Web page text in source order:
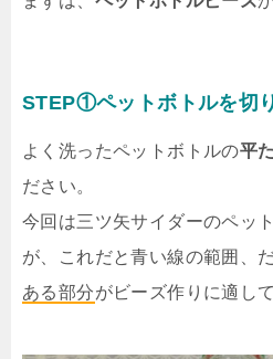
STEP①ペットボトルを切
よく洗ったペットボトルの平
ださい。
今回は三ツ矢サイダーのペッ
が、これだと青い線の範囲、
ある部分がビーズ作りに適し